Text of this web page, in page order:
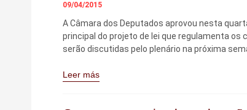
09/04/2015
A Câmara dos Deputados aprovou nesta
principal do projeto de lei que regulamenta
serão discutidas pelo plenário na próxima
Leer más